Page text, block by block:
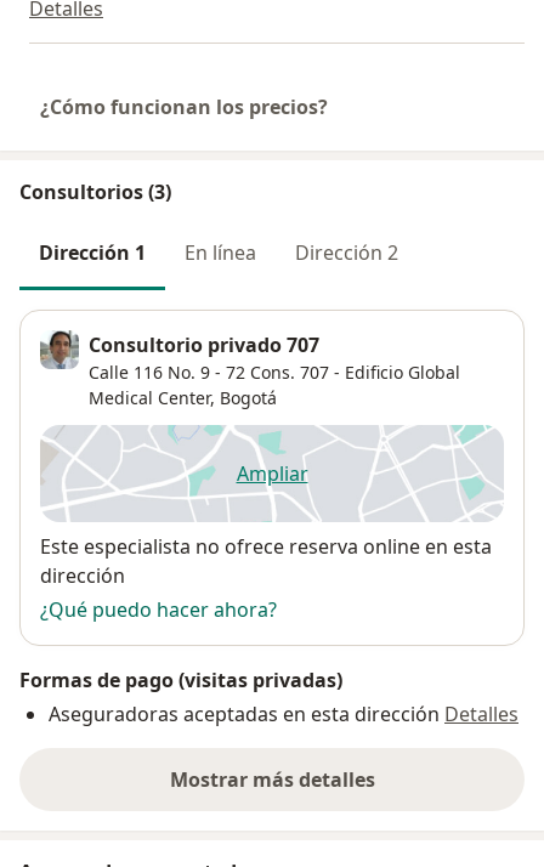
Detalles
¿Cómo funcionan los precios?
Consultorios (3)
Dirección 1 En línea Dirección 2
Consultorio privado 707
Calle 116 No. 9 - 72 Cons. 707 - Edificio Global
Medical Center, Bogotá
Ampliarse abre en una nueva
Disponibilidad
Este especialista no ofrece reserva online en esta
dirección
¿Qué puedo hacer ahora?
Formas de pago (visitas privadas)
Aseguradoras aceptadas en esta dirección Detalles
Mostrar más detalles
sobre la dirección